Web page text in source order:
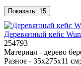
Показать: 15
Деревянный кейс
254793
Материал - дерево
Разное - 35х275х11